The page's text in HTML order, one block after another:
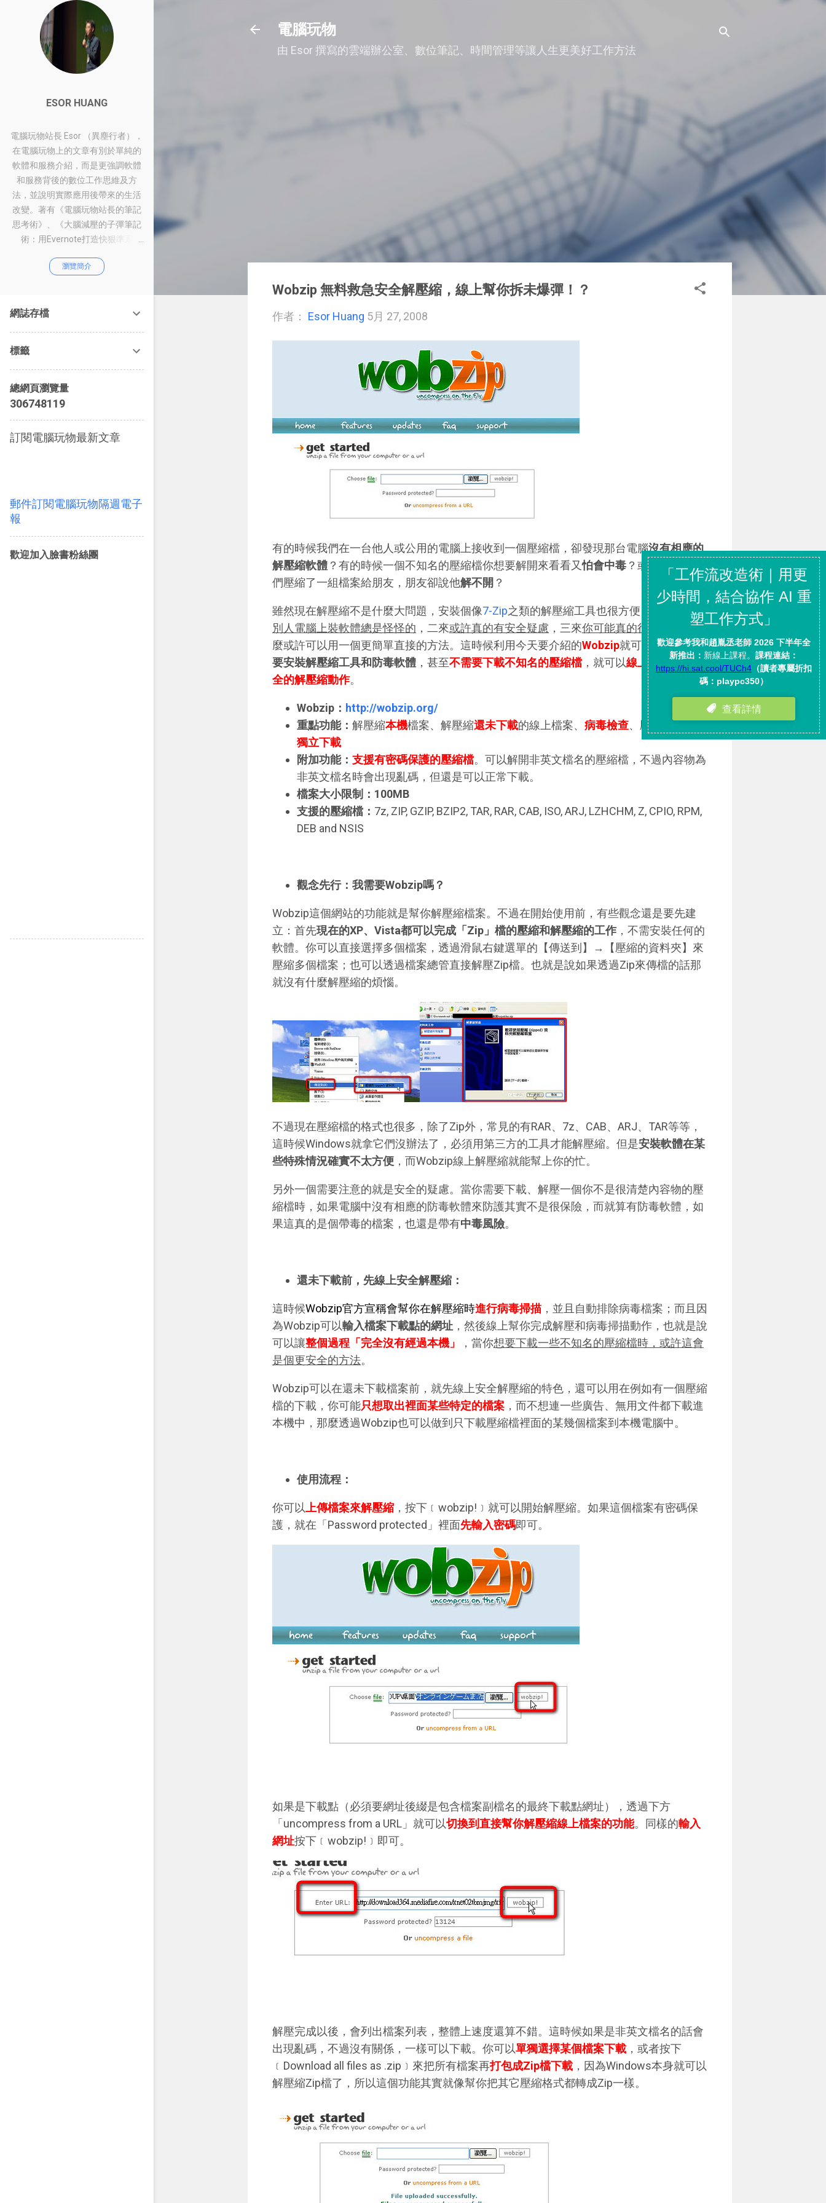
電腦玩物
由 Esor 撰寫的雲端辦公室、數位筆記、時間管理等讓人生更美好工作方法
Wobzip 無料救急安全解壓縮，線上幫你拆未爆彈！？
作者： Esor Huang 5月 27, 2008
有的時候我們在一台他人或公用的電腦上接收到一個壓縮檔，卻發現那台電腦沒有相應的
解壓縮軟體 ？有的時候一個不知名的壓縮檔你想要解開來看看又怕會中毒 ？或者有時候我
們壓縮了一組檔案給朋友，朋友卻說他解不開 ？
雖然現在解壓縮不是什麼大問題，安裝個像7-Zip之類的解壓縮工具也很方便，但是一來在
別人電腦上裝軟體總是怪怪的 ，二來或許真的有安全疑慮 ，三來你可能真的很趕時間
；那
麼或許可以用一個更簡單直接的方法。這時候利用今天要介紹的Wobzip就可以讓你不需
要安裝解壓縮工具和防毒軟體 ，甚至不需要下載不知名的壓縮檔 ，就可以線上無料完成安
全的解壓縮動作。
Wobzip： http://wobzip.org/
重點功能： 解壓縮本機檔案、解壓縮還未下載的線上檔案、 病毒檢查、壓縮檔
獨立下載
附加功能： 支援有密碼保護的壓縮檔。可以解開非英文檔名的壓縮檔，不過內容物為
非英文檔名時會出現亂碼，但還是可以正常下載。
檔案大小限制：100MB
支援的壓縮檔： 7z, ZIP, GZIP, BZIP2, TAR, RAR, CAB, ISO, ARJ, LZHCHM, Z, CPIO, RPM,
DEB and NSIS
觀念先行：我需要Wobzip嗎？
Wobzip這個網站的功能就是幫你解壓縮檔案。不過在開始使用前，有些觀念還是要先建
立：首先現在的XP、Vista都可以完成「Zip」檔的壓縮和解壓縮的工作 ，不需安裝任何的
軟體。你可以直接選擇多個檔案，透過滑鼠右鍵選單的【傳送到】→【壓縮的資料夾】來
壓縮多個檔案；也可以透過檔案總管直接解壓Zip檔。也就是說如果透過Zip來傳檔的話那
就沒有什麼解壓縮的煩惱。
不過現在壓縮檔的格式也很多，除了Zip外，常見的有RAR、7z、CAB、ARJ、TAR等等，
這時候Windows就拿它們沒辦法了，必須用第三方的工具才能解壓縮。但是安裝軟體在某
些特殊情況確實不太方便 ，而Wobzip線上解壓縮就能幫上你的忙。
另外一個需要注意的就是安全的疑慮。當你需要下載、解壓一個你不是很清楚內容物的壓
縮檔時，如果電腦中沒有相應的防毒軟體來防護其實不是很保險，而就算有防毒軟體，如
果這真的是個帶毒的檔案，也還是帶有中毒風險。
還未下載前，先線上安全解壓縮：
這時候Wobzip官方宣稱會幫你在解壓縮時進行病毒掃描 ，並且自動排除病毒檔案；而且因
為Wobzip可以輸入檔案下載點的網址 ，然後線上幫你完成解壓和病毒掃描動作，也就是說
可以讓整個過程「完全沒有經過本機」 ，當你想要下載一些不知名的壓縮檔時，或許這會
是個更安全的方法。
Wobzip可以在還未下載檔案前，就先線上安全解壓縮的特色，還可以用在例如有一個壓縮
檔的下載，你可能只想取出裡面某些特定的檔案 ，而不想連一些廣告、無用文件都下載進
本機中，那麼透過Wobzip也可以做到只下載壓縮檔裡面的某幾個檔案到本機電腦中。
使用流程：
你可以 上傳檔案來解壓縮 ，按下﹝wobzip!﹞就可以開始解壓縮。如果這個檔案有密碼保
護，就在「Password protected」裡面先輸入密碼即可。
如果是下載點（必須要網址後綴是包含檔案副檔名的最終下載點網址），透過下方
「uncompress from a URL」就可以切換到直接幫你解壓縮線上檔案的功能。同樣的輸入
網址按下﹝wobzip!﹞即可。
解壓完成以後，會列出檔案列表，整體上速度還算不錯。這時候如果是非英文檔名的話會
出現亂碼，不過沒有關係，一樣可以下載。你可以單獨選擇某個檔案下載 ，或者按下
﹝Download all files as .zip﹞來把所有檔案再打包成Zip檔下載 ，因為Windows本身就可以
解壓縮Zip檔了，所以這個功能其實就像幫你把其它壓縮格式都轉成Zip一樣。
ESOR HUANG
電腦玩物站長 Esor （異塵行者），
在電腦玩物上的文章有別於單純的
軟體和服務介紹，而是更強調軟體
和服務背後的數位工作思維及方
法，並說明實際應用後帶來的生活
改變。著有《電腦玩物站長的筆記
思考術》、《大腦減壓的子彈筆記
術：用Evernote打造快狠準系
作術：從職場到人生的100個聰明
瀏覽簡介
網誌存檔
標籤
總網頁瀏覽量
306748119
訂閱電腦玩物最新文章
郵件訂閱電腦玩物隔週電子
報
歡迎加入臉書粉絲團